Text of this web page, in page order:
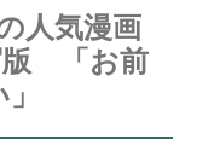
人気漫画
版 「お前